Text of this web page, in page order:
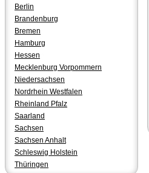
Berlin
Brandenburg
Bremen
Hamburg
Hessen
Mecklenburg Vorpommern
Niedersachsen
Nordrhein Westfalen
Rheinland Pfalz
Saarland
Sachsen
Sachsen Anhalt
Schleswig Holstein
Thüringen